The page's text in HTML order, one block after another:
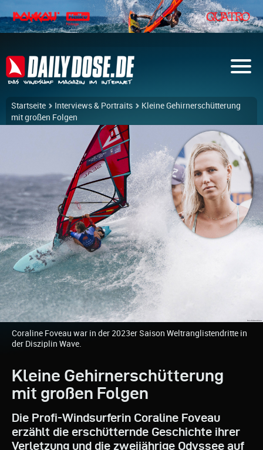
Startseite Interviews & Portraits
Kleine Gehirnerschütterung
mit großen Folgen
Coraline Foveau war in der 2023er Saison Weltranglistendritte in
der Disziplin Wave.
Kleine Gehirnerschütterung
mit großen Folgen
Die Profi-Windsurferin Coraline Foveau
erzählt die erschütternde Geschichte ihrer
Verletzung und die zweijährige Odyssee auf